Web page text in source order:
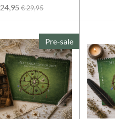
€ 29,95
Pre-sale